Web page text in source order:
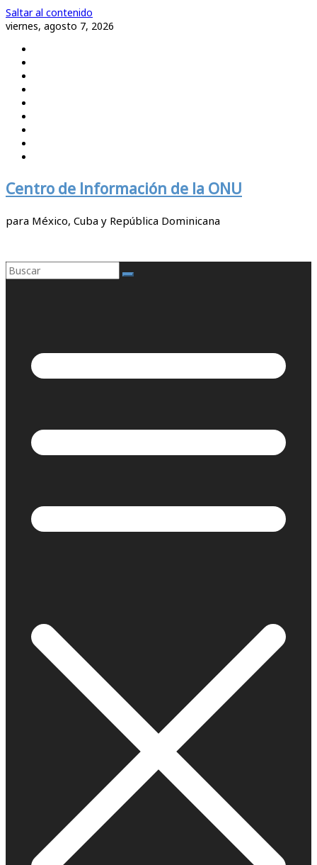
Saltar al contenido
viernes, agosto 7, 2026
Centro de Información de la ONU
para México, Cuba y República Dominicana